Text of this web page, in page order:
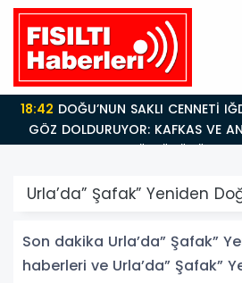
18:42
GÖZ DOLDURUYOR: KAFKAS VE
BULUŞMA
Urla’da” Şafak” Yeniden
Son dakika Urla’da” Şafak”
haberleri ve Urla’da” Şafak”